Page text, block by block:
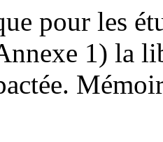
pour les
1) la